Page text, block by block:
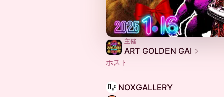
主催
ART GOLDEN GAI
ホスト
NOXGALLERY